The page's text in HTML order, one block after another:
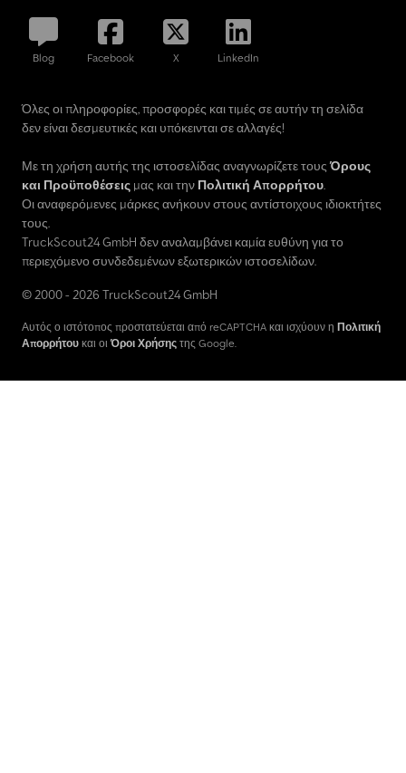
Blog Facebook X LinkedIn
Όλες οι πληροφορίες, προσφορές και τιμές σε αυτήν τη σελίδα
δεν είναι δεσμευτικές και υπόκεινται σε αλλαγές!
Με τη χρήση αυτής της ιστοσελίδας αναγνωρίζετε τουςΌρους
και Προϋποθέσεις μας και την Πολιτική Απορρήτου.
Οι αναφερόμενες μάρκες ανήκουν στους αντίστοιχους ιδιοκτήτες
τους.
TruckScout24 GmbH δεν αναλαμβάνει καμία ευθύνη για το
περιεχόμενο συνδεδεμένων εξωτερικών ιστοσελίδων.
© 2000 - 2026 TruckScout24 GmbH
Αυτός ο ιστότοπος προστατεύεται από reCAPTCHA και ισχύουν η Πολιτική
Απορρήτου και οι Όροι Χρήσης της Google.